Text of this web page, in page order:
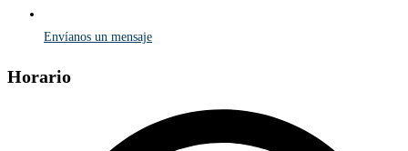
Envíanos un mensaje
Horario